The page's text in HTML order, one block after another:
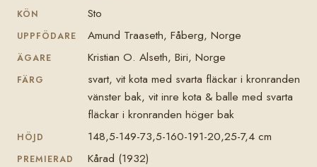
KÖN Sto
UPPFÖDARE Amund Traaseth, Fåberg, Norge
ÄGARE Kristian O. Alseth, Biri, Norge
FÄRG
svart, vit kota med svarta fläckar i kronranden
vänster bak, vit inre kota & balle med svarta
fläckar i kronranden höger bak
HÖJD 148,5-149-73,5-160-191-20,25-7,4 cm
PREMIERAD Kårad (1932)